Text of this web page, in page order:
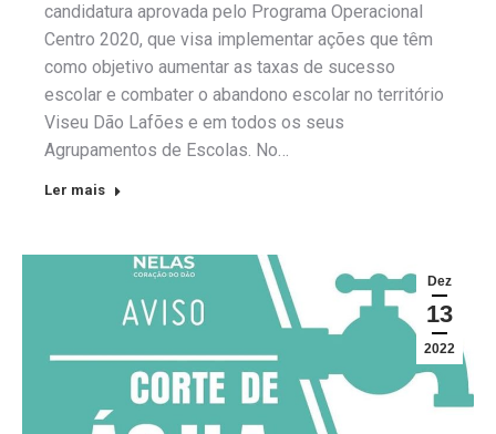
candidatura aprovada pelo Programa Operacional
Centro 2020, que visa implementar ações que têm
como objetivo aumentar as taxas de sucesso
escolar e combater o abandono escolar no território
Viseu Dão Lafões e em todos os seus
Agrupamentos de Escolas. No…
Ler mais
Dez
13
2022